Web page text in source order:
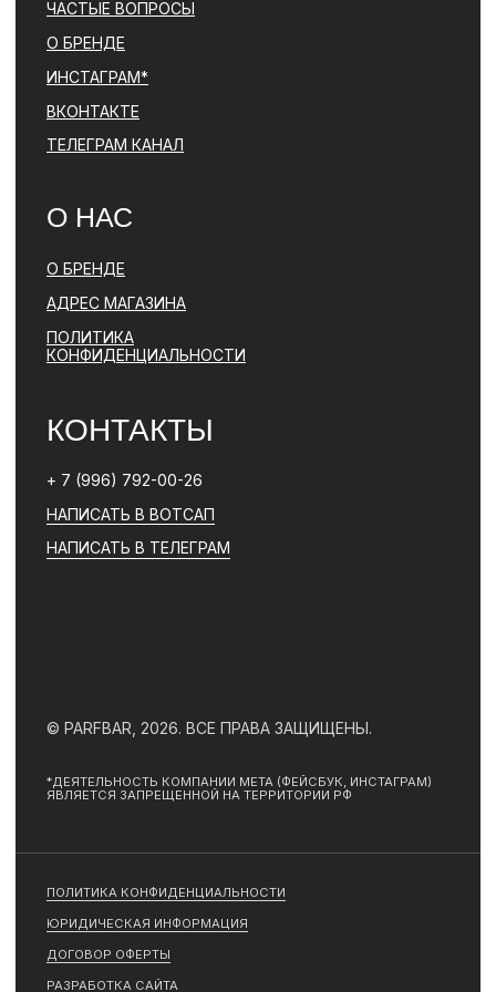
РАЗРАБОТКА САЙТА
ПОЛИТИКА КОНФИДЕНЦИАЛЬНОСТИ
ДОГОВОР ОФЕРТЫ